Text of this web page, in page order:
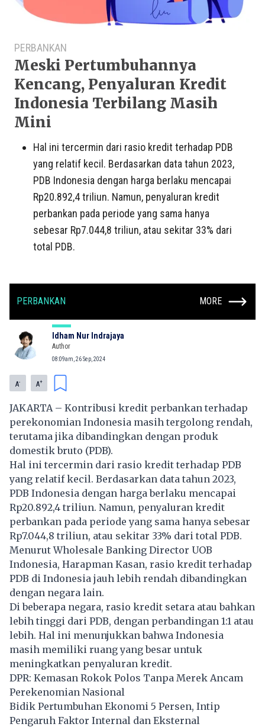
PERBANKAN
Meski Pertumbuhannya
Kencang, Penyaluran Kredit
Indonesia Terbilang Masih
Mini
Hal ini tercermin dari rasio kredit terhadap PDB
yang relatif kecil. Berdasarkan data tahun 2023,
PDB Indonesia dengan harga berlaku mencapai
Rp20.892,4 triliun. Namun, penyaluran kredit
perbankan pada periode yang sama hanya
sebesar Rp7.044,8 triliun, atau sekitar 33% dari
total PDB.
PERBANKAN MORE
Idham Nur Indrajaya
Author
08:09am, 26 Sep, 2024
A- A+
JAKARTA – Kontribusi kredit perbankan terhadap
perekonomian Indonesia masih tergolong rendah,
terutama jika dibandingkan dengan produk
domestik bruto (PDB).
Hal ini tercermin dari rasio kredit terhadap PDB
yang relatif kecil. Berdasarkan data tahun 2023,
PDB Indonesia dengan harga berlaku mencapai
Rp20.892,4 triliun. Namun, penyaluran kredit
perbankan pada periode yang sama hanya sebesar
Rp7.044,8 triliun, atau sekitar 33% dari total PDB.
Menurut Wholesale Banking Director UOB
Indonesia, Harapman Kasan, rasio kredit terhadap
PDB di Indonesia jauh lebih rendah dibandingkan
dengan negara lain.
Di beberapa negara, rasio kredit setara atau bahkan
lebih tinggi dari PDB, dengan perbandingan 1:1 atau
lebih. Hal ini menunjukkan bahwa Indonesia
masih memiliki ruang yang besar untuk
meningkatkan penyaluran kredit.
DPR: Kemasan Rokok Polos Tanpa Merek Ancam
Perekenomian Nasional
Bidik Pertumbuhan Ekonomi 5 Persen, Intip
Pengaruh Faktor Internal dan Eksternal